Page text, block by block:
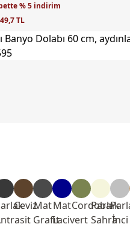
% 5 indirim
TL
CevizMat
Grafit
Mat
Lacivert
Cordoba
Parlak
Sahraİnci